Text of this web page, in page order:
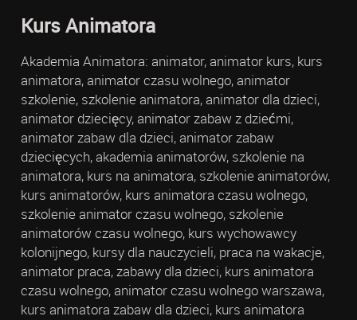
Kurs Animatora
Akademia Animatora: animator, animator kurs, kurs
animatora, animator czasu wolnego, animator
szkolenie, szkolenie animatora, animator dla dzieci,
animator dziecięcy, animator zabaw z dziećmi,
animator zabaw dla dzieci, animator zabaw
dziecięcych, akademia animatorów, szkolenie na
animatora, kurs na animatora, szkolenie animatorów,
kurs animatorów, kurs animatora czasu wolnego,
szkolenie animator czasu wolnego, szkolenie
animatorów czasu wolnego, kurs wychowawcy
kolonijnego, kursy dla nauczycieli, praca na wakacje,
animator praca, zabawy dla dzieci, kurs animatora
czasu wolnego, animator czasu wolnego warszawa,
kurs animatora zabaw dla dzieci, kurs animatora